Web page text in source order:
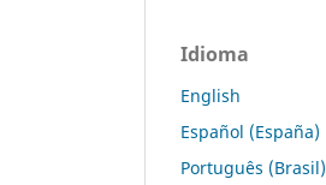
Idioma
English
Español (España)
Português (Brasil)